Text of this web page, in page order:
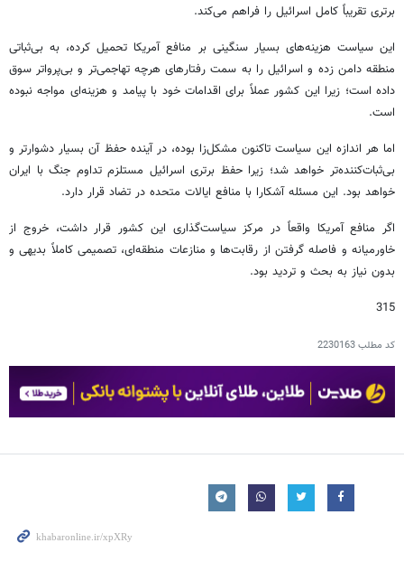
برتری تقریباً کامل اسرائیل را فراهم می‌کند.
این سیاست هزینه‌های بسیار سنگینی بر منافع آمریکا تحمیل کرده، به بی‌ثباتی
منطقه دامن زده و اسرائیل را به سمت رفتارهای هرچه تهاجمی‌تر و بی‌پرواتر سوق
داده است؛ زیرا این کشور عملاً برای اقدامات خود با پیامد و هزینه‌ای مواجه نبوده
است.
اما هر اندازه این سیاست تاکنون مشکل‌زا بوده، در آینده حفظ آن بسیار دشوارتر و
بی‌ثبات‌کننده‌تر خواهد شد؛ زیرا حفظ برتری اسرائیل مستلزم تداوم جنگ با ایران
خواهد بود. این مسئله آشکارا با منافع ایالات متحده در تضاد قرار دارد.
اگر منافع آمریکا واقعاً در مرکز سیاست‌گذاری این کشور قرار داشت، خروج از
خاورمیانه و فاصله گرفتن از رقابت‌ها و منازعات منطقه‌ای، تصمیمی کاملاً بدیهی و
بدون نیاز به بحث و تردید بود.
315
کد مطلب2230163